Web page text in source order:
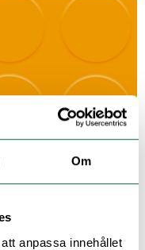
Om
anpassa innehållet